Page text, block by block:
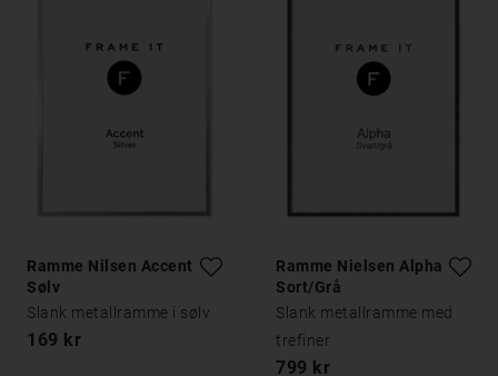
Ramme Nilsen Accent
Sølv
Slank metallramme i sølv
169 kr
Ramme Nielsen Alpha
Sort/Grå
Slank metallramme med
trefiner
799 kr